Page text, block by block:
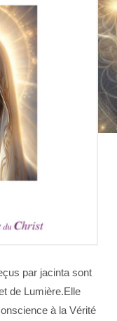
par jacinta sont
de Lumière.Elle
à la Vérité